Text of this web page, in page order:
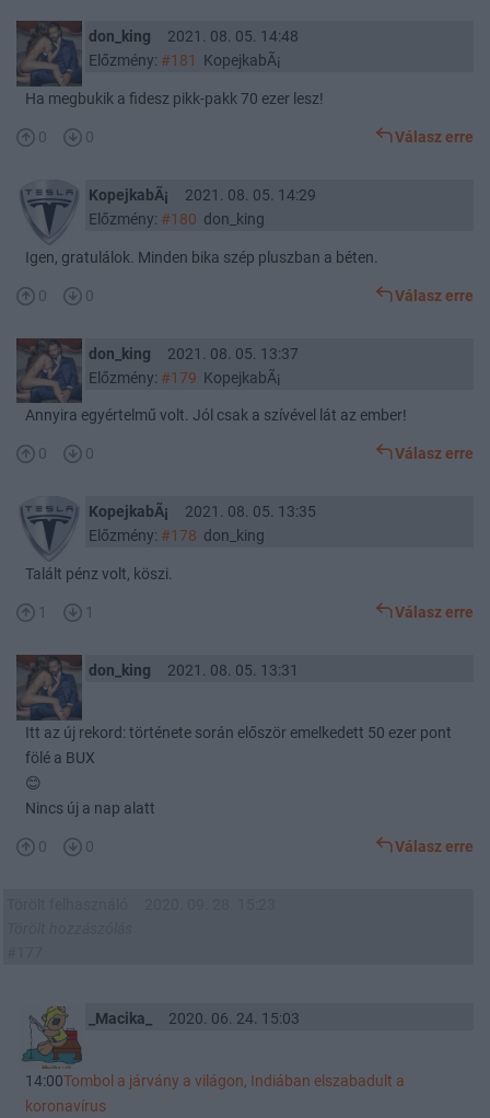
don_king
2021. 08. 05. 14:48
Előzmény: #181 KopejkabÃ¡
Ha megbukik a fidesz pikk-pakk 70 ezer lesz!
0 0 Válasz erre
KopejkabÃ¡
2021. 08. 05. 14:29
Előzmény: #180 don_king
Igen, gratulálok. Minden bika szép pluszban a béten.
0 0 Válasz erre
don_king
2021. 08. 05. 13:37
Előzmény: #179 KopejkabÃ¡
Annyira egyértelmű volt. Jól csak a szívével lát az ember!
0 0 Válasz erre
KopejkabÃ¡
2021. 08. 05. 13:35
Előzmény: #178 don_king
Talált pénz volt, köszi.
1 1 Válasz erre
don_king 2021. 08. 05. 13:31
Itt az új rekord: története során először emelkedett 50 ezer pont
fölé a BUX
😊
Nincs új a nap alatt
0 0 Válasz erre
_Macika_ 2020. 06. 24. 15:03
14:00Tombol a járvány a világon, Indiában elszabadult a
koronavírus